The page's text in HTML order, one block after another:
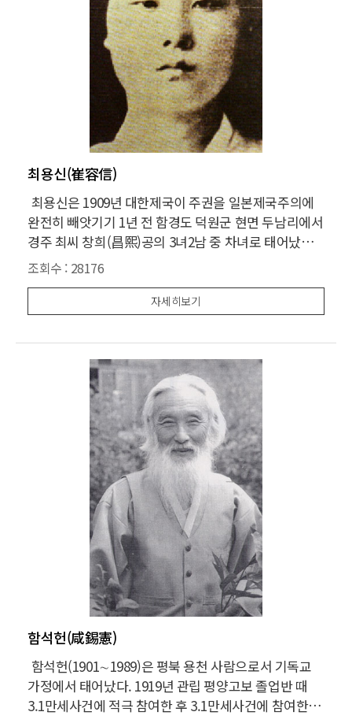
최용신(崔容信)
최용신은 1909년 대한제국이 주권을 일본제국주의에
완전히 빼앗기기 1년 전 함경도 덕원군 현면 두남리에서
경주 최씨 창희(昌熙)공의 3녀2남 중 차녀로 태어났다.
원산에서 10여리 떨어진 두남리는 일찍부터 기독교가
전래되어 서양문화와 접촉, 개화된 마을이었다. 이러한
환경은 그녀로 하여금 기독교신앙을 갖게 하였으며, 봉
사와 희생
조회수 : 28176
자세히보기
함석헌(咸錫憲)
함석헌(1901∼1989)은 평북 용천 사람으로서 기독교
가정에서 태어났다. 1919년 관립 평양고보 졸업반 때
3.1만세사건에 적극 참여한 후 3.1만세사건에 참여한 잘